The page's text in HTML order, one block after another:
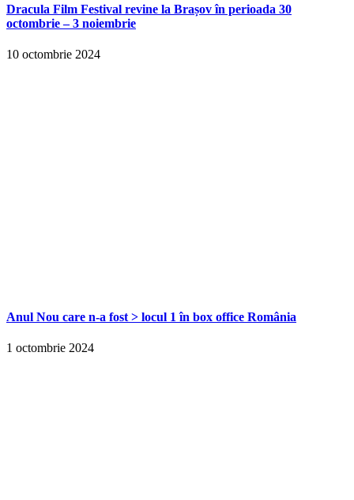
Dracula Film Festival revine la Brașov în perioada 30
octombrie – 3 noiembrie
10 octombrie 2024
Anul Nou care n-a fost > locul 1 în box office România
1 octombrie 2024